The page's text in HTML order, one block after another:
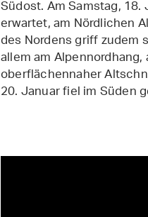
Südost. Am Samstag,
erwartet, am Nördlichen
des Nordens griff zudem
allem am
oberflächennaher
20. Januar fiel im Süden